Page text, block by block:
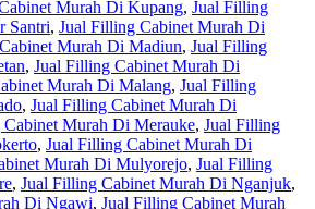
Murah Di Kupang, Jual Filling
Santri, Jual Filling Cabinet Murah Di
Murah Di Madiun, Jual Filling
, Jual Filling Cabinet Murah Di
Murah Di Malang, Jual Filling
, Jual Filling Cabinet Murah Di
Murah Di Merauke, Jual Filling
, Jual Filling Cabinet Murah Di
Murah Di Mulyorejo, Jual Filling
, Jual Filling Cabinet Murah Di Nganjuk,
Di Ngawi, Jual Filling Cabinet Murah